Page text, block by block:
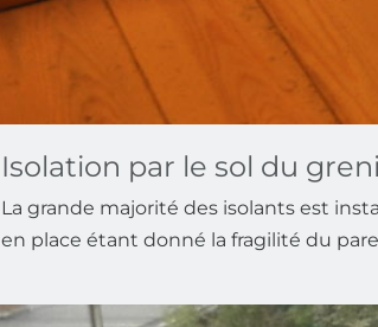
Isolation par le sol du
La grande majorité des isolants est
en place étant donné la fragilité du